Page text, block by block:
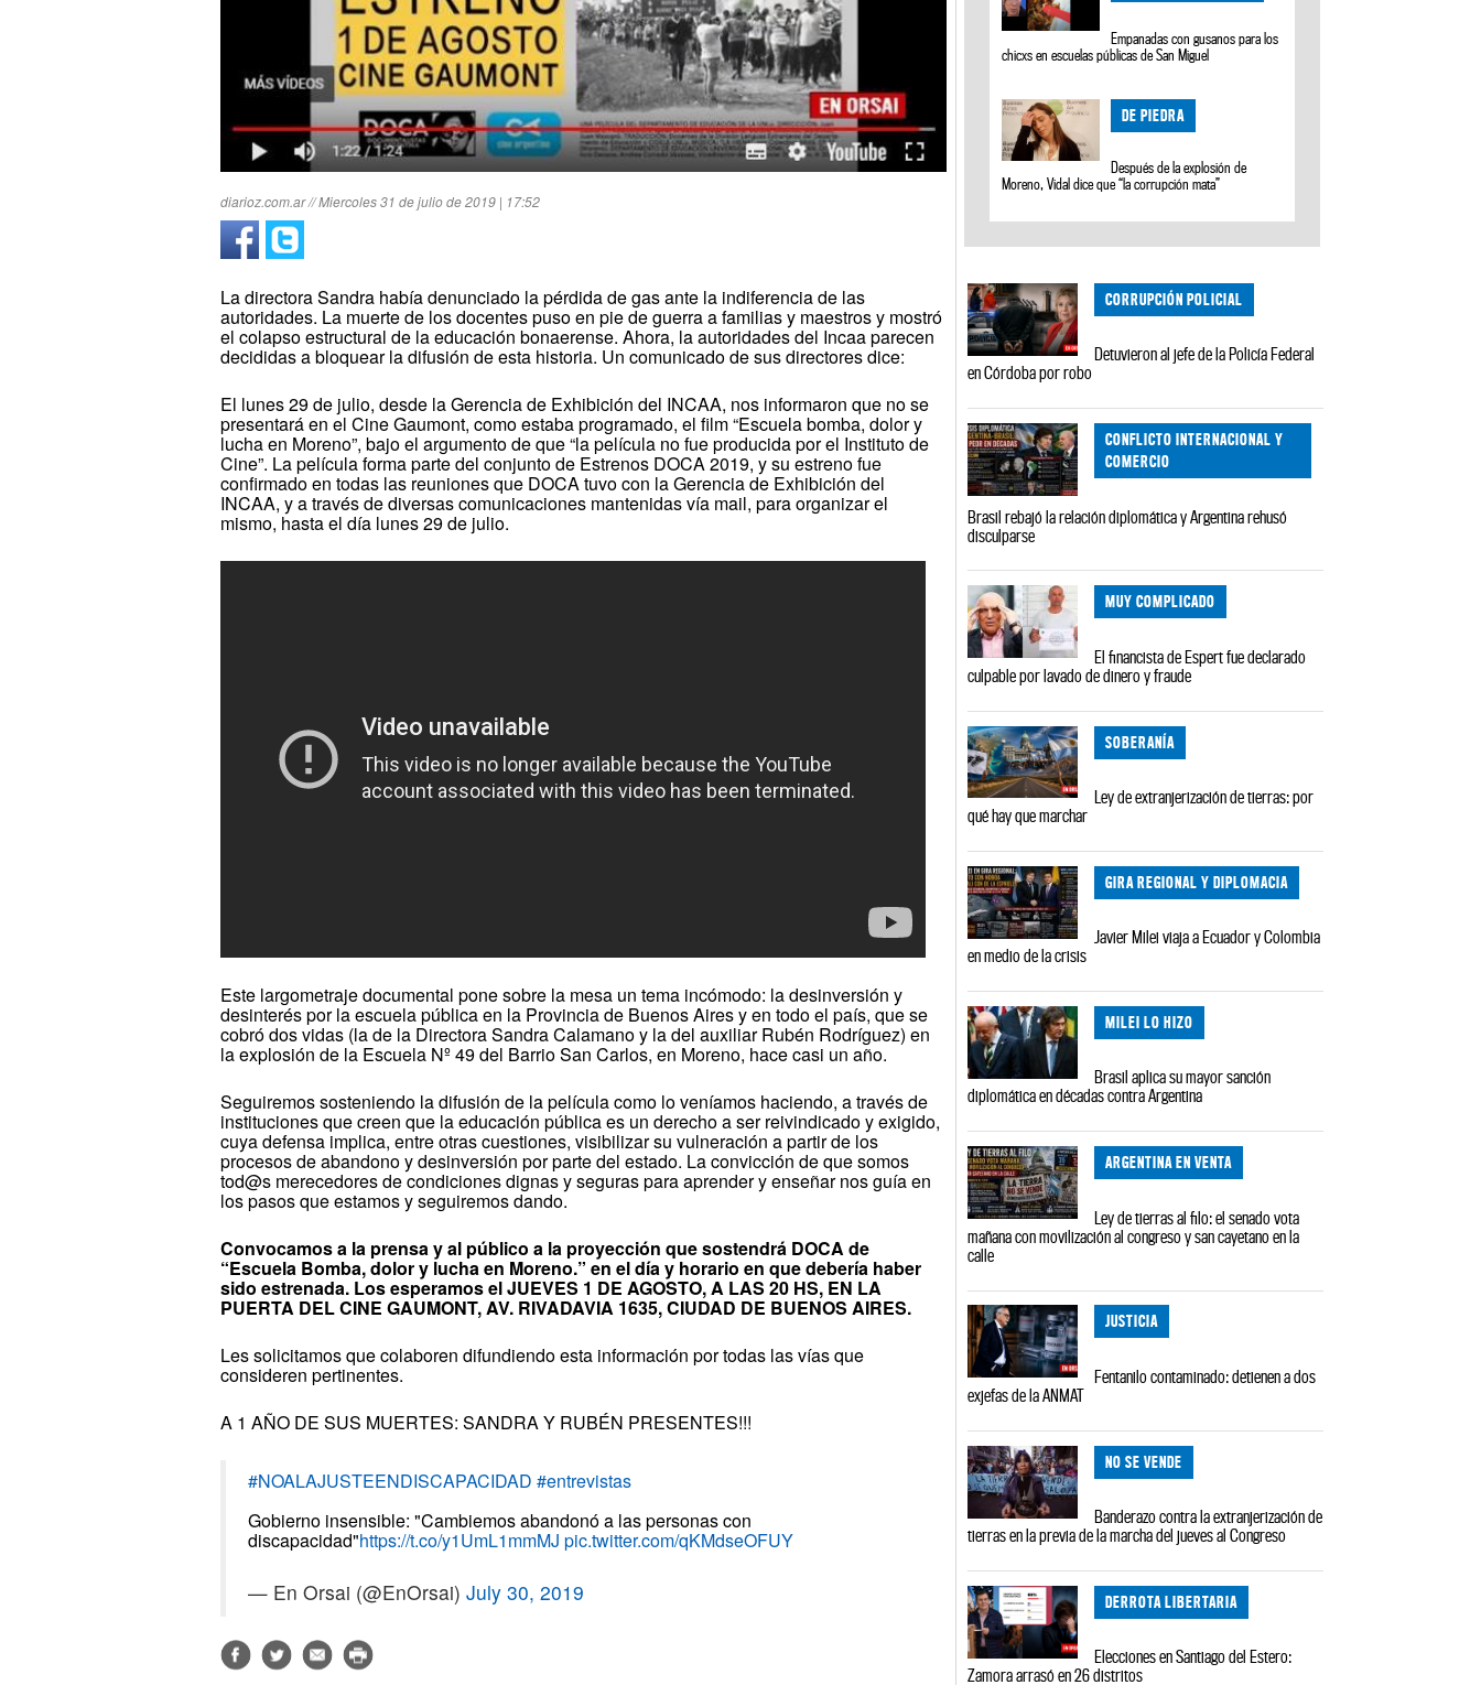
diarioz.com.ar // Miercoles 31 de julio de 2019 | 17:52
La directora Sandra había denunciado la pérdida de gas ante la indiferencia de las
autoridades. La muerte de los docentes puso en pie de guerra a familias y maestros y mostró
el colapso estructural de la educación bonaerense. Ahora, la autoridades del Incaa parecen
decididas a bloquear la difusión de esta historia. Un comunicado de sus directores dice:
El lunes 29 de julio, desde la Gerencia de Exhibición del INCAA, nos informaron que no se
presentará en el Cine Gaumont, como estaba programado, el film “Escuela bomba, dolor y
lucha en Moreno”, bajo el argumento de que “la película no fue producida por el Instituto de
Cine”. La película forma parte del conjunto de Estrenos DOCA 2019, y su estreno fue
confirmado en todas las reuniones que DOCA tuvo con la Gerencia de Exhibición del
INCAA, y a través de diversas comunicaciones mantenidas vía mail, para organizar el
mismo, hasta el día lunes 29 de julio.
Este largometraje documental pone sobre la mesa un tema incómodo: la desinversión y
desinterés por la escuela pública en la Provincia de Buenos Aires y en todo el país, que se
cobró dos vidas (la de la Directora Sandra Calamano y la del auxiliar Rubén Rodríguez) en
la explosión de la Escuela Nº 49 del Barrio San Carlos, en Moreno, hace casi un año.
Seguiremos sosteniendo la difusión de la película como lo veníamos haciendo, a través de
instituciones que creen que la educación pública es un derecho a ser reivindicado y exigido,
cuya defensa implica, entre otras cuestiones, visibilizar su vulneración a partir de los
procesos de abandono y desinversión por parte del estado. La convicción de que somos
tod@s merecedores de condiciones dignas y seguras para aprender y enseñar nos guía en
los pasos que estamos y seguiremos dando.
Convocamos a la prensa y al público a la proyección que sostendrá DOCA de
“Escuela Bomba, dolor y lucha en Moreno.” en el día y horario en que debería haber
sido estrenada. Los esperamos el JUEVES 1 DE AGOSTO, A LAS 20 HS, EN LA
PUERTA DEL CINE GAUMONT, AV. RIVADAVIA 1635, CIUDAD DE BUENOS AIRES.
Les solicitamos que colaboren difundiendo esta información por todas las vías que
consideren pertinentes.
A 1 AÑO DE SUS MUERTES: SANDRA Y RUBÉN PRESENTES!!!
#NOALAJUSTEENDISCAPACIDAD #entrevistas
Gobierno insensible: "Cambiemos abandonó a las personas con
discapacidad"https://t.co/y1UmL1mmMJ pic.twitter.com/qKMdseOFUY
— En Orsai (@EnOrsai)July 30, 2019
Empanadas con gusanos para los
chicxs en escuelas públicas de San Miguel
DE PIEDRA
Después de la explosión de
Moreno, Vidal dice que “la corrupción mata”
CORRUPCIÓN POLICIAL
Detuvieron al jefe de la Policía Federal
en Córdoba por robo
CONFLICTO INTERNACIONAL Y
COMERCIO
Brasil rebajó la relación diplomática y Argentina rehusó
disculparse
MUY COMPLICADO
El financista de Espert fue declarado
culpable por lavado de dinero y fraude
SOBERANÍA
Ley de extranjerización de tierras: por
qué hay que marchar
GIRA REGIONAL Y DIPLOMACIA
Javier Milei viaja a Ecuador y Colombia
en medio de la crisis
MILEI LO HIZO
Brasil aplica su mayor sanción
diplomática en décadas contra Argentina
ARGENTINA EN VENTA
Ley de tierras al filo: el senado vota
mañana con movilización al congreso y san cayetano en la
calle
JUSTICIA
Fentanilo contaminado: detienen a dos
exjefas de la ANMAT
NO SE VENDE
Banderazo contra la extranjerización de
tierras en la previa de la marcha del jueves al Congreso
DERROTA LIBERTARIA
Elecciones en Santiago del Estero:
Zamora arrasó en 26 distritos